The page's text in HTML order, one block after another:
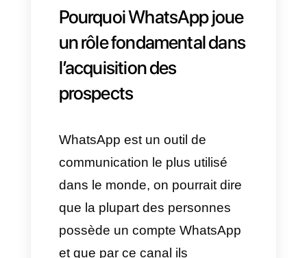
cette personne.
D’autre part, pour la vente, on
peut considérer comme étant
intéressée au fait d’acheter ou
d’acquérir un produit ou un
service que votre entreprise
commercialise, c’est pour cela